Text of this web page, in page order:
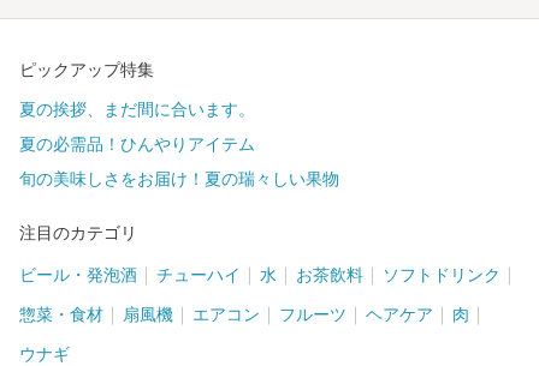
ピックアップ特集
夏の挨拶、まだ間に合います。
夏の必需品！ひんやりアイテム
旬の美味しさをお届け！夏の瑞々しい果物
注目のカテゴリ
ビール・発泡酒 チューハイ 水 お茶飲料 ソフトドリンク
惣菜・食材 扇風機 エアコン フルーツ ヘアケア 肉
ウナギ